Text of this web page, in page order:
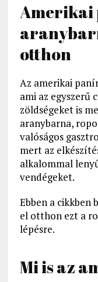
Amerikai
otthon
Az amerikai
ami az egyszerű
zöldségeket is
aranybarna,
valóságos
mert az
alkalommal
vendégeket.
Ebben a
el otthon ezt a
lépésre.
Mi is az